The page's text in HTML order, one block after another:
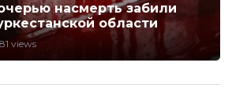
насмерть забили
области
views